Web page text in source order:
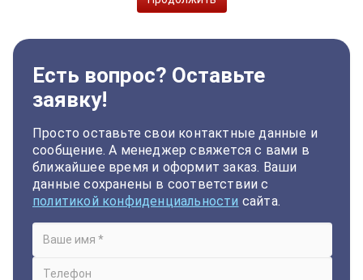
Есть вопрос? Оставьте
заявку!
Просто оставьте свои контактные данные и
сообщение. А менеджер свяжется с вами в
ближайшее время и оформит заказ. Ваши
данные сохранены в соответствии с
политикой конфиденциальности сайта.